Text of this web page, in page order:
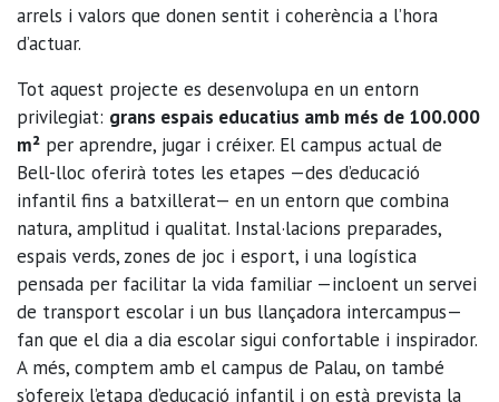
arrels i valors que donen sentit i coherència a l’hora
d’actuar.
Tot aquest projecte es desenvolupa en un entorn
privilegiat: grans espais educatius amb més de 100.000
m² per aprendre, jugar i créixer. El campus actual de
Bell-lloc oferirà totes les etapes —des d’educació
infantil fins a batxillerat— en un entorn que combina
natura, amplitud i qualitat. Instal·lacions preparades,
espais verds, zones de joc i esport, i una logística
pensada per facilitar la vida familiar —incloent un servei
de transport escolar i un bus llançadora intercampus—
fan que el dia a dia escolar sigui confortable i inspirador.
A més, comptem amb el campus de Palau, on també
s’ofereix l’etapa d’educació infantil i on està prevista la